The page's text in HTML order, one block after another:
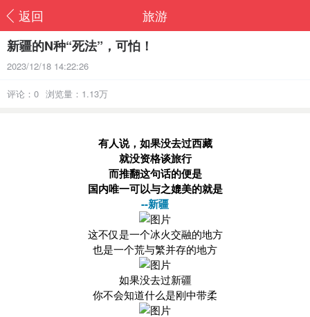
返回
旅游
新疆的N种“死法”，可怕！
2023/12/18 14:22:26
评论：0 浏览量：1.13万
有人说，如果没去过西藏
就没资格谈旅行
而推翻这句话的便是
国内唯一可以与之媲美的就是
--新疆
这不仅是一个冰火交融的地方
也是一个荒与繁并存的地方
如果没去过新疆
你不会知道什么是刚中带柔